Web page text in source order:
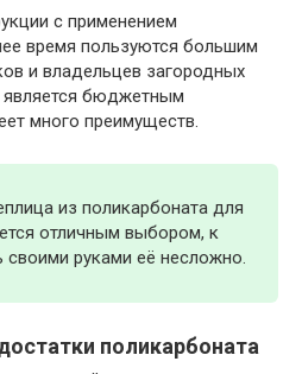
с применением
время пользуются большим
и владельцев загородных
является бюджетным
много преимуществ.
из поликарбоната для
отличным выбором, к
своими руками её несложно.
поликарбоната